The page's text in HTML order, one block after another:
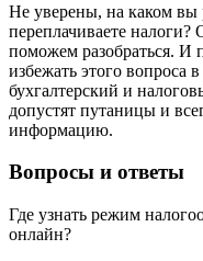
Не уверены, на каком вы
переплачиваете налоги?
поможем разобраться. И
избежать этого вопроса
бухгалтерский и
допустят путаницы и
информацию.
Вопросы и ответы
Где узнать режим
онлайн?